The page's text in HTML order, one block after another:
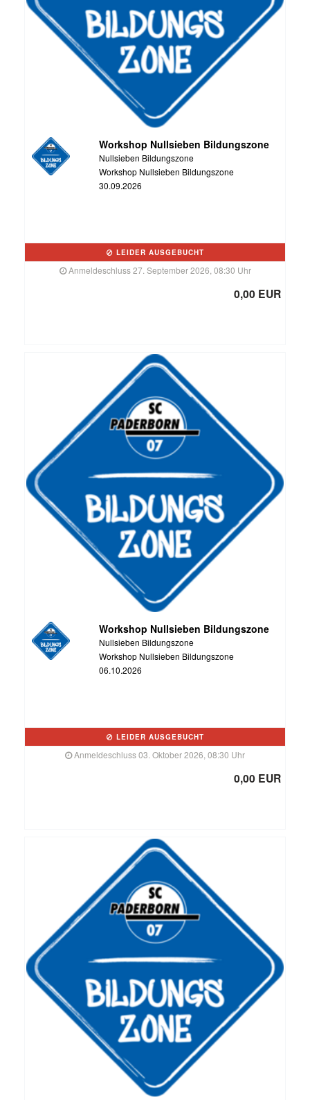
Workshop Nullsieben Bildungszone
Nullsieben Bildungszone
Workshop Nullsieben Bildungszone
30.09.2026
LEIDER AUSGEBUCHT
Anmeldeschluss 27. September 2026, 08:30 Uhr
0,00 EUR
Workshop Nullsieben Bildungszone
Nullsieben Bildungszone
Workshop Nullsieben Bildungszone
06.10.2026
LEIDER AUSGEBUCHT
Anmeldeschluss 03. Oktober 2026, 08:30 Uhr
0,00 EUR